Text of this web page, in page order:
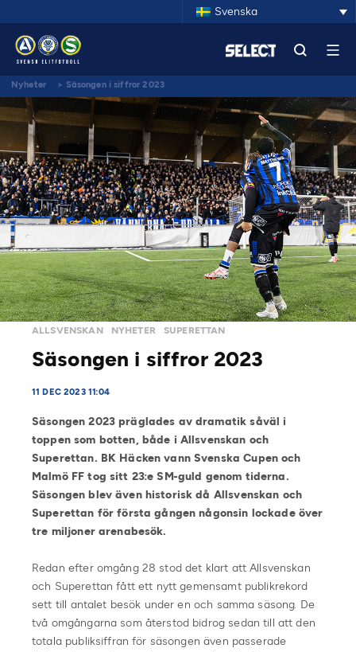
Svenska
Nyheter > Säsongen i siffror 2023
ALLSVENSKAN NYHETER SUPERETTAN
Säsongen i siffror 2023
11 DEC 2023 11:04
Säsongen 2023 präglades av dramatik såväl i
toppen som botten, både i Allsvenskan och
Superettan. BK Häcken vann Svenska Cupen och
Malmö FF tog sitt 23:e SM-guld genom tiderna.
Säsongen blev även historisk då Allsvenskan och
Superettan för första gången någonsin lockade över
tre miljoner arenabesök.
Redan efter omgång 28 stod det klart att Allsvenskan
och Superettan fått ett nytt gemensamt publikrekord
sett till antalet besök under en och samma säsong. De
två omgångarna som återstod bidrog sedan till att den
totala publiksiffran för säsongen även passerade